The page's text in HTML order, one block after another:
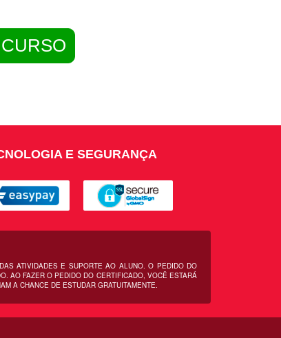
E SEGURANÇA
ATIVIDADES E SUPORTE AO ALUNO. O PEDIDO DO
AO FAZER O PEDIDO DO CERTIFICADO, VOCÊ ESTARÁ
A CHANCE DE ESTUDAR GRATUITAMENTE.